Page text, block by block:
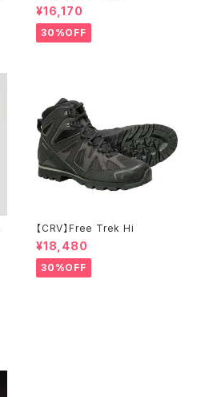
¥16,170
30%OFF
【CRV】Free Trek Hi
¥18,480
30%OFF